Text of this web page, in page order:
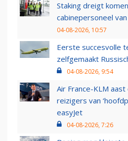
Staking dreigt
cabinepersoneel
04-08-2026, 10:57
Eerste succesvolle
zelfgemaakt
04-08-2026, 9:54
Air France-KLM
reizigers van
easyJet
04-08-2026, 7:26